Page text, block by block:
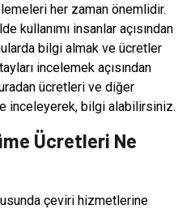
her zaman önemlidir.
kullanımı insanlar açısından
bilgi almak ve ücretler
incelemek açısından
ücretleri ve diğer
inceleyerek, bilgi alabilirsiniz.
Ücretleri Ne
çeviri hizmetlerine